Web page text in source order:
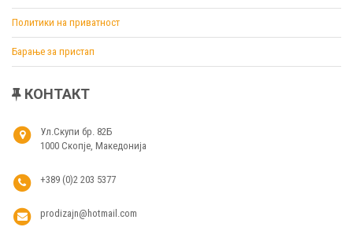
Политики на приватност
Барање за пристап
КОНТАКТ
Ул.Скупи бр. 82Б
1000 Скопје, Македонија
+389 (0)2 203 5377
prodizajn@hotmail.com